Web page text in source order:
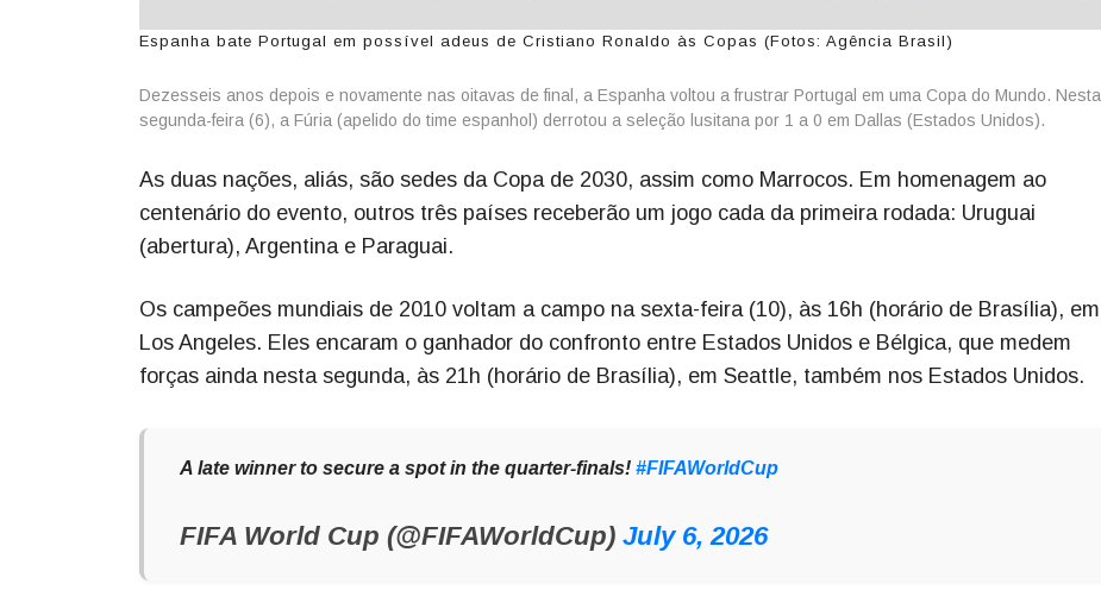
Espanha bate Portugal em possível adeus de Cristiano Ronaldo às Copas (Fotos: Agência Brasil)
Dezesseis anos depois e novamente nas oitavas de final, a Espanha voltou a frustrar Portugal em uma Copa do Mundo. Nesta
segunda-feira (6), a Fúria (apelido do time espanhol) derrotou a seleção lusitana por 1 a 0 em Dallas (Estados Unidos).
As duas nações, aliás, são sedes da Copa de 2030, assim como Marrocos. Em homenagem ao
centenário do evento, outros três países receberão um jogo cada da primeira rodada: Uruguai
(abertura), Argentina e Paraguai.
Os campeões mundiais de 2010 voltam a campo na sexta-feira (10), às 16h (horário de Brasília), em
Los Angeles. Eles encaram o ganhador do confronto entre Estados Unidos e Bélgica, que medem
forças ainda nesta segunda, às 21h (horário de Brasília), em Seattle, também nos Estados Unidos.
A late winner to secure a spot in the quarter-finals! #FIFAWorldCup
FIFA World Cup (@FIFAWorldCup) July 6, 2026